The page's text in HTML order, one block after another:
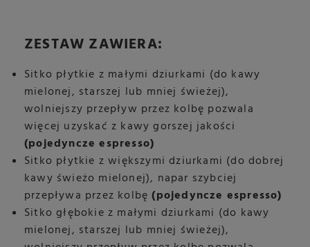
ZESTAW ZAWIERA:
Sitko płytkie z małymi dziurkami (do kawy
mielonej, starszej lub mniej świeżej),
wolniejszy przepływ przez kolbę pozwala
więcej uzyskać z kawy gorszej jakości
(pojedyncze espresso)
Sitko płytkie z większymi dziurkami (do dobrej
kawy świeżo mielonej), napar szybciej
przepływa przez kolbę(pojedyncze espresso)
Sitko głębokie z małymi dziurkami (do kawy
mielonej, starszej lub mniej świeżej),